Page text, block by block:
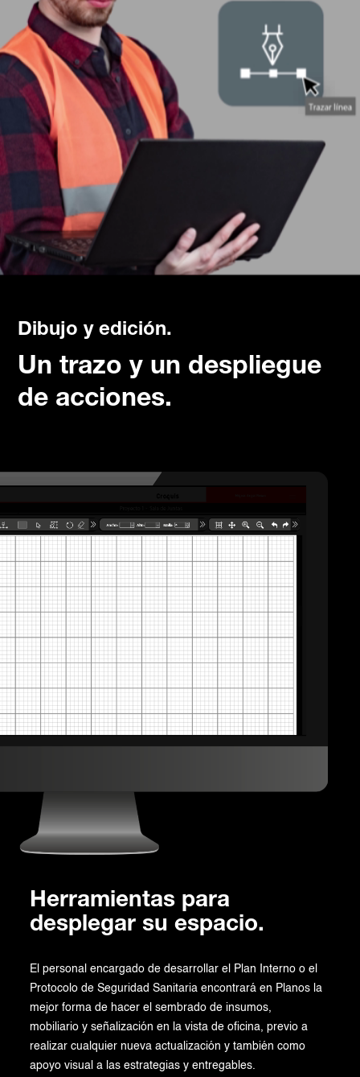
Dibujo y edición.
Un trazo y un despliegue
de acciones.
Herramientas para
desplegar su espacio.
El personal encargado de desarrollar el Plan Interno o el
Protocolo de Seguridad Sanitaria encontrará en Planos la
mejor forma de hacer el sembrado de insumos,
mobiliario y señalización en la vista de oficina, previo a
realizar cualquier nueva actualización y también como
apoyo visual a las estrategias y entregables.